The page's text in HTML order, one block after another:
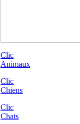
Clic
Animaux
Clic
Chiens
Clic
Chats